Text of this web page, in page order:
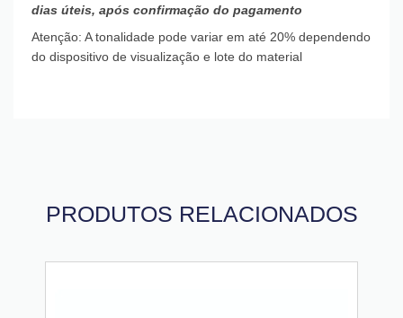
dias úteis, após confirmação do pagamento
Atenção: A tonalidade pode variar em até 20% dependendo
do dispositivo de visualização e lote do material
PRODUTOS RELACIONADOS